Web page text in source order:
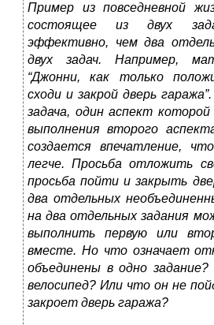
Пример из повседневной
состоящее из двух
эффективно, чем два
двух задач. Например,
“Джонни, как только
сходи и закрой дверь
задача, один аспект
выполнения второго
создается впечатление,
легче. Просьба отложить
просьба пойти и закрыть
два отдельных
на два отдельных задания
выполнить первую или
вместе. Но что означает
объединены в одно
велосипед? Или что он не
закроет дверь гаража?